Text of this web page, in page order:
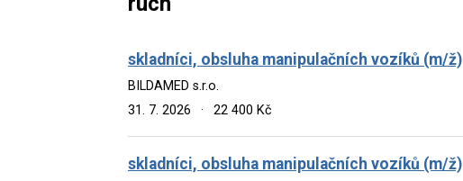
skladníci, obsluha manipulačních vozíků (m/ž)
BILDAMED s.r.o.
31. 7. 2026
· 22 400 Kč
skladníci, obsluha manipulačních vozíků (m/ž)